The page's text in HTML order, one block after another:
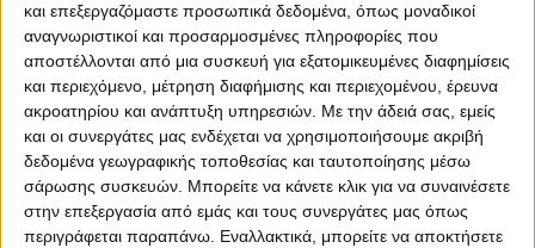
και επεξεργαζόμαστε προσωπικά δεδομένα, όπως μοναδικοί
αναγνωριστικοί και προσαρμοσμένες πληροφορίες που
αποστέλλονται από μια συσκευή για εξατομικευμένες διαφημίσεις
και περιεχόμενο, μέτρηση διαφήμισης και περιεχομένου, έρευνα
ακροατηρίου και ανάπτυξη υπηρεσιών. Με την άδειά σας, εμείς
και οι συνεργάτες μας ενδέχεται να χρησιμοποιήσουμε ακριβή
δεδομένα γεωγραφικής τοποθεσίας και ταυτοποίησης μέσω
σάρωσης συσκευών. Μπορείτε να κάνετε κλικ για να συναινέσετε
στην επεξεργασία από εμάς και τους συνεργάτες μας όπως
περιγράφεται παραπάνω. Εναλλακτικά, μπορείτε να αποκτήσετε
About Offradio Business Class Terms & Conditions
Privacy Policy
Designed & developed byporcupine colors&Fotis Alexandrou